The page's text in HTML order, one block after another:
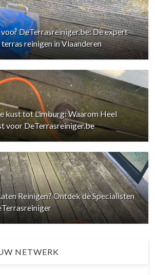
DeTerrasreiniger.be: De expert
reinigen in Vlaanderen
kust tot Limburg: Waarom Heel
voor DeTerrasreiniger.be
Reinigen? Ontdek de Specialisten
NETWERK